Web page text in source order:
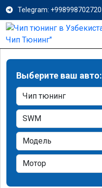
Telegram: +998998702720
Выберите ваш авто: